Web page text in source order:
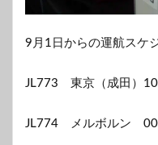
9月1日からの運航スケ
JL773 東京（成田）
JL774 メルボルン